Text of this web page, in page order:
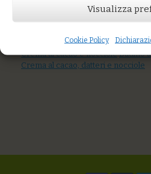
Visualizza
Cookie Policy
You might also like
Crema al cacao e nocciole Budino
Crema al cacao, datteri e nocciole